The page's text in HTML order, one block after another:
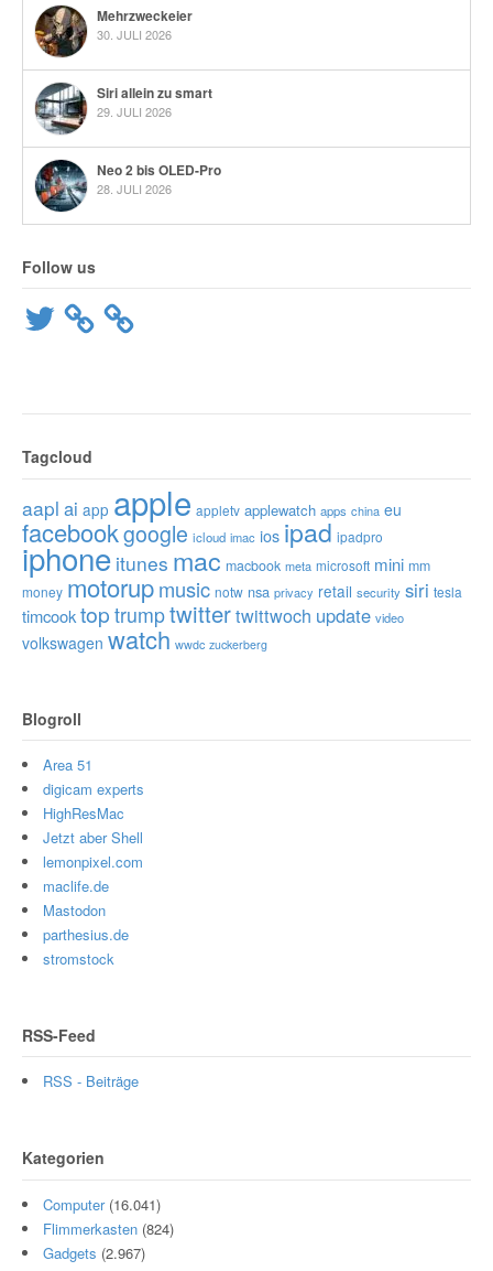
Mehrzweckeier
30. JULI 2026
Siri allein zu smart
29. JULI 2026
Neo 2 bis OLED-Pro
28. JULI 2026
Follow us
Twitter
Tagcloud
aapl ai app apple appletv applewatch apps china eu
facebookgoogle icloud imac ios ipad ipadpro
iphone itunes mac macbook meta microsoft mini mm
money motorupmusic notw nsa privacy retail security siri tesla
timcooktop trumptwittertwittwoch update video
volkswagen watch wwdc zuckerberg
Blogroll
Area 51
digicam experts
HighResMac
Jetzt aber Shell
lemonpixel.com
maclife.de
Mastodon
parthesius.de
stromstock
RSS-Feed
RSS - Beiträge
Kategorien
Computer(16.041)
Flimmerkasten (824)
Gadgets (2.967)